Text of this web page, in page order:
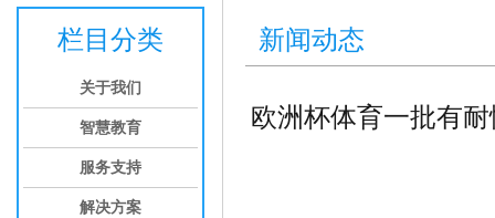
栏目分类
关于我们
智慧教育
服务支持
解决方案
新闻动态
欧洲杯体育一批有